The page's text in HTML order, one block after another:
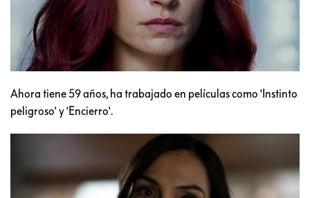
Ahora tiene 59 años, ha trabajado en películas como 'Instinto
peligroso' y 'Encierro'.